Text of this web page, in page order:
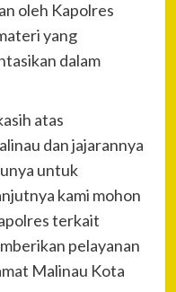
oleh Kapolres
yang
dalam
atas
dan jajarannya
untuk
kami mohon
terkait
pelayanan
Malinau Kota